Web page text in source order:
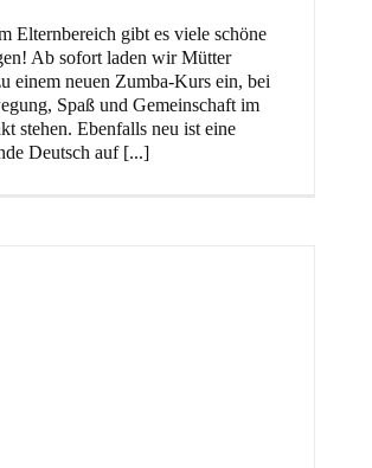
Elternbereich gibt es viele schöne
Ab sofort laden wir Mütter
einem neuen Zumba-Kurs ein, bei
Spaß und Gemeinschaft im
stehen. Ebenfalls neu ist eine
Deutsch auf [...]